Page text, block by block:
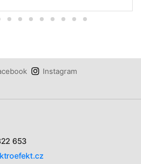
Instagram
653